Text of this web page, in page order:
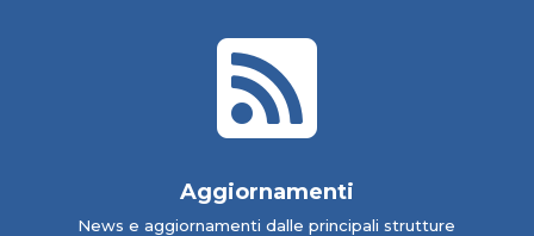

Aggiornamenti
News e aggiornamenti dalle principali strutture